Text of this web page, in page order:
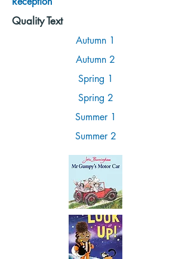
Quality Text
Autumn 1
Autumn 2
Spring 1
Spring 2
Summer 1
Summer 2